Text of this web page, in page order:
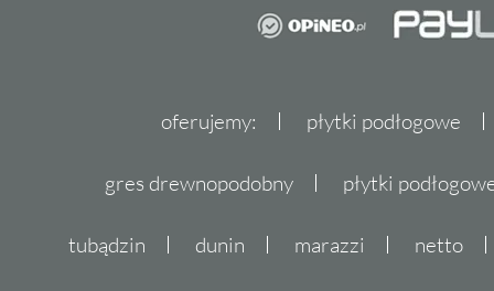
oferujemy: płytki podłogowe
gres drewnopodobny płytki
tubądzin dunin marazzi netto